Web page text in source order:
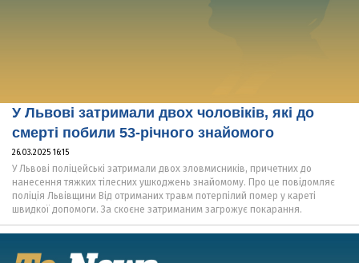
У Львові затримали двох чоловіків, які до
смерті побили 53-річного знайомого
26.03.2025 16:15
У Львові поліцейські затримали двох зловмисників, причетних до
нанесення тяжких тілесних ушкоджень знайомому. Про це повідомляє
поліція Львівщини Від отриманих травм потерпілий помер у кареті
швидкої допомоги. За скоєне затриманим загрожує покарання.